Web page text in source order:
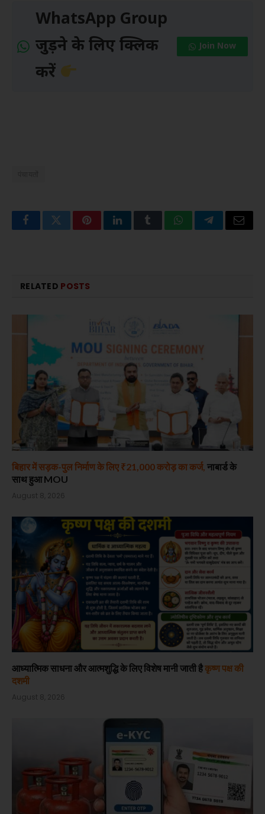
WhatsApp Group
जुड़ने के लिए क्लिक
करें
Join Now
FacebookTwitterPinterestLinkedInTumblrWhatsAppTelegramEmail
RELATED POSTS
बिहार में सड़क-पुल निर्माण के लिए ₹21,000 करोड़ का कर्ज, नाबार्ड के
साथ हुआ MOU
August 8, 2026
आध्यात्मिक साधना और आत्मशुद्धि के लिए विशेष मानी जाती हैकृष्ण पक्ष की
दशमी
August 8, 2026